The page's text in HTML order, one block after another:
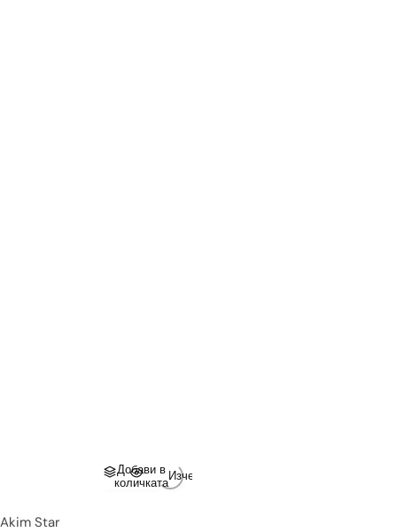
Добави в
количкатаИзчерпано
Akim Star